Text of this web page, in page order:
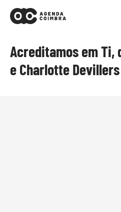
Acreditamos em Ti,
e Charlotte Devillers